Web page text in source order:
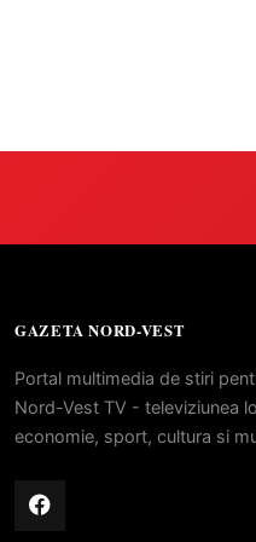
GAZETA NORD-VEST
Portal multimedia de stiri
Nord-Vest TV - televiziunea
economie, sport, cultura si